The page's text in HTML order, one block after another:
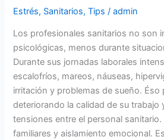
Estrés, Sanitarios,Tips /admin
Los profesionales sanitarios no son
psicológicas, menos durante
Durante sus jornadas laborales
escalofríos, mareos, náuseas,
irritación y problemas de sueño. Éso
deteriorando la calidad de su trabajo
tensiones entre el personal
familiares y aislamiento emocional.
del
profesional
y
recuperación
del
agotamiento